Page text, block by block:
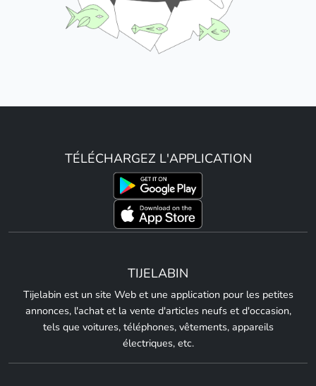
TÉLÉCHARGEZ L'APPLICATION
TIJELABIN
Tijelabin est un site Web et une application pour les petites
annonces, l'achat et la vente d'articles neufs et d'occasion,
tels que voitures, téléphones, vêtements, appareils
électriques, etc.